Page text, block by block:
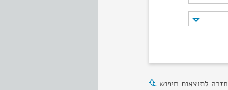
חזרה לתוצאות חיפוש